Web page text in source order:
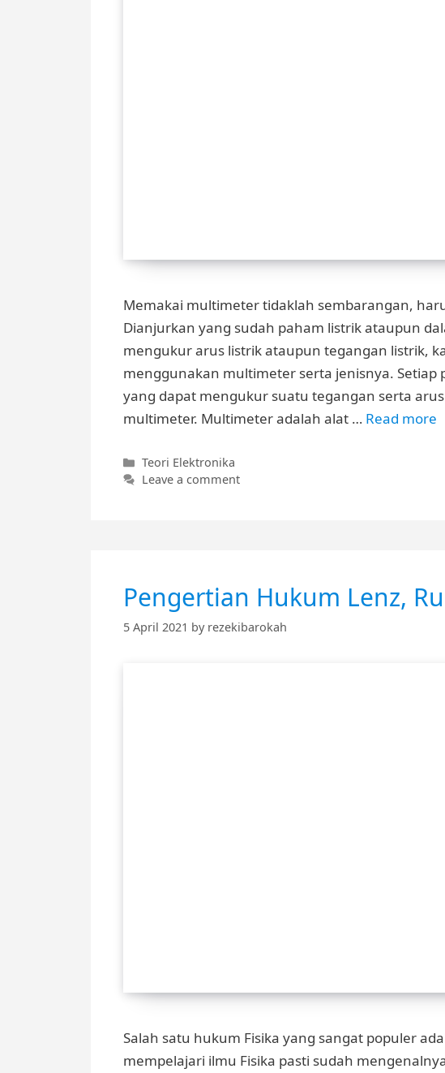
Memakai multimeter tidaklah sembarangan,
Dianjurkan yang sudah paham listrik ataupun
mengukur arus listrik ataupun tegangan listrik,
menggunakan multimeter serta jenisnya.
yang dapat mengukur suatu tegangan serta
multimeter. Multimeter adalah alat … Read more
Categories
Teori Elektronika
Leave a comment
Pengertian Hukum Lenz,
5 April 2021 by rezekibarokah
Salah satu hukum Fisika yang sangat populer
mempelajari ilmu Fisika pasti sudah